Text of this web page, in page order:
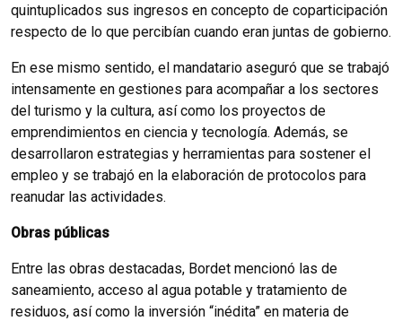
quintuplicados sus ingresos en concepto de coparticipación
respecto de lo que percibían cuando eran juntas de gobierno.
En ese mismo sentido, el mandatario aseguró que se trabajó
intensamente en gestiones para acompañar a los sectores
del turismo y la cultura, así como los proyectos de
emprendimientos en ciencia y tecnología. Además, se
desarrollaron estrategias y herramientas para sostener el
empleo y se trabajó en la elaboración de protocolos para
reanudar las actividades.
Obras públicas
Entre las obras destacadas, Bordet mencionó las de
saneamiento, acceso al agua potable y tratamiento de
residuos, así como la inversión “inédita” en materia de